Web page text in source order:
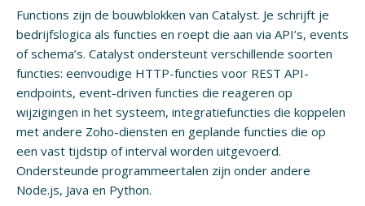
Functions zijn de bouwblokken van Catalyst. Je schrijft je
bedrijfslogica als functies en roept die aan via API’s, events
of schema’s. Catalyst ondersteunt verschillende soorten
functies: eenvoudige HTTP-functies voor REST API-
endpoints, event-driven functies die reageren op
wijzigingen in het systeem, integratiefuncties die koppelen
met andere Zoho-diensten en geplande functies die op
een vast tijdstip of interval worden uitgevoerd.
Ondersteunde programmeertalen zijn onder andere
Node.js, Java en Python.